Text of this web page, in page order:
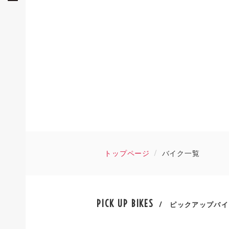
トップページ バイク一覧
PICK UP BIKES / ピックアップバ